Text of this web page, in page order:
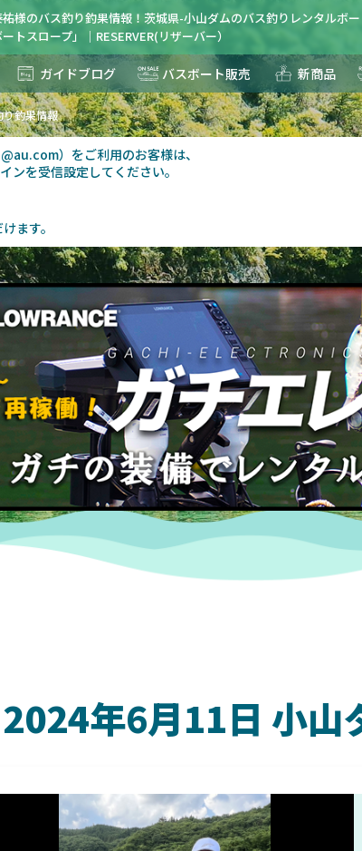
様のバス釣り釣果情報！茨城県-小山ダムのバス釣りレンタルボ
トスロープ」｜RESERVER(リザーバー）
ガイドブログ バスボート販売 新商品
り釣果情報
）をご利用のお客様は、
ンを受信設定してください。
ます。
2024年6月11日 小山